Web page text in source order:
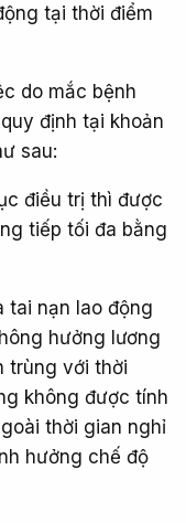
tại thời điểm
do mắc bệnh
định tại khoản
sau:
điều trị thì được
tiếp tối đa bằng
tai nạn lao động
hưởng lương
trùng với thời
không được tính
thời gian nghỉ
hưởng chế độ